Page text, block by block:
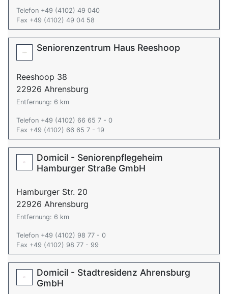
Telefon +49 (4102) 49 040
Fax +49 (4102) 49 04 58
Seniorenzentrum Haus Reeshoop
Reeshoop 38
22926 Ahrensburg
Entfernung: 6 km
Telefon +49 (4102) 66 65 7 - 0
Fax +49 (4102) 66 65 7 - 19
Domicil - Seniorenpflegeheim
Hamburger Straße GmbH
Hamburger Str. 20
22926 Ahrensburg
Entfernung: 6 km
Telefon +49 (4102) 98 77 - 0
Fax +49 (4102) 98 77 - 99
Domicil - Stadtresidenz Ahrensburg
GmbH